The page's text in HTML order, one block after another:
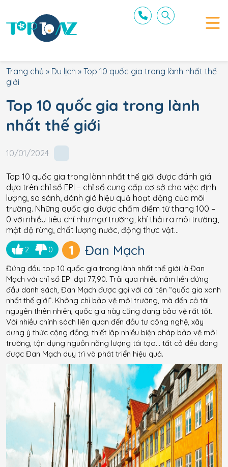
Trang chủ » Du lịch » Top 10 quốc gia trong lành nhất thế
giới
Top 10 quốc gia trong lành
nhất thế giới
10/01/2024
Top 10 quốc gia trong lành nhất thế giới được đánh giá
dựa trên chỉ số EPI – chỉ số cung cấp cơ sở cho việc định
lượng, so sánh, đánh giá hiệu quả hoạt động của môi
trường. Những quốc gia được chấm điểm từ thang 100 –
0 với nhiều tiêu chí như ngư trường, khí thải ra môi trường,
mật độ rừng, chất lượng nước, động thực vật…
2 0 1 Đan Mạch
Đứng đầu top 10 quốc gia trong lành nhất thế giới là Đan
Mạch với chỉ số EPI đạt 77,90. Trải qua nhiều năm liền đứng
đầu danh sách, Đan Mạch được gọi với cái tên “quốc gia xanh
nhất thế giới”. Không chỉ bảo vệ môi trường, mà đến cả tài
nguyên thiên nhiên, quốc gia này cũng đang bảo vệ rất tốt.
Với nhiều chính sách liên quan đến đầu tư công nghệ, xây
dựng ý thức cộng đồng, thiết lập nhiều biện pháp bảo vệ môi
trường, tận dụng nguồn năng lượng tái tạo… tất cả đều đang
được Đan Mạch duy trì và phát triển hiệu quả.